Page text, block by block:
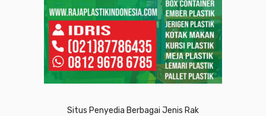
Situs Penyedia Berbagai Jenis Rak